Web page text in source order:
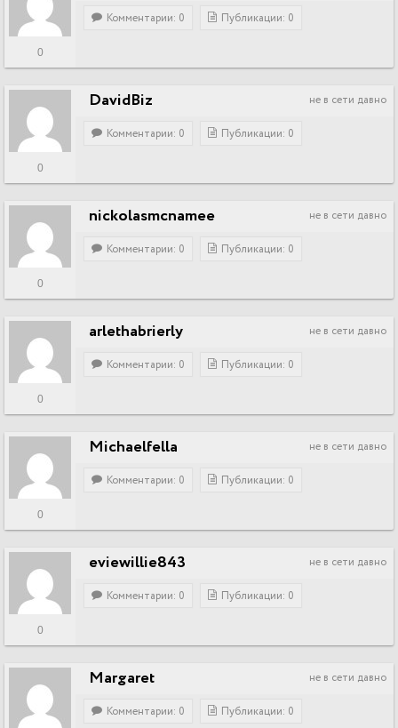
0
Комментарии: 0 Публикации: 0
не в сети давно
DavidBiz
0
Комментарии: 0 Публикации: 0
не в сети давно
nickolasmcnamee
0
Комментарии: 0 Публикации: 0
не в сети давно
arlethabrierly
0
Комментарии: 0 Публикации: 0
не в сети давно
Michaelfella
0
Комментарии: 0 Публикации: 0
не в сети давно
eviewillie843
0
Комментарии: 0 Публикации: 0
не в сети давно
Margaret
Комментарии: 0 Публикации: 0